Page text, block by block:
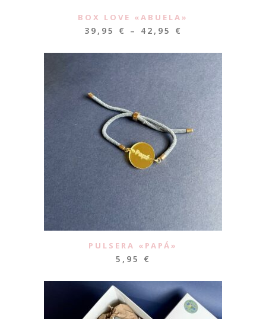
BOX LOVE «ABUELA»
39,95 € – 42,95 €
PULSERA «PAPÁ»
5,95 €